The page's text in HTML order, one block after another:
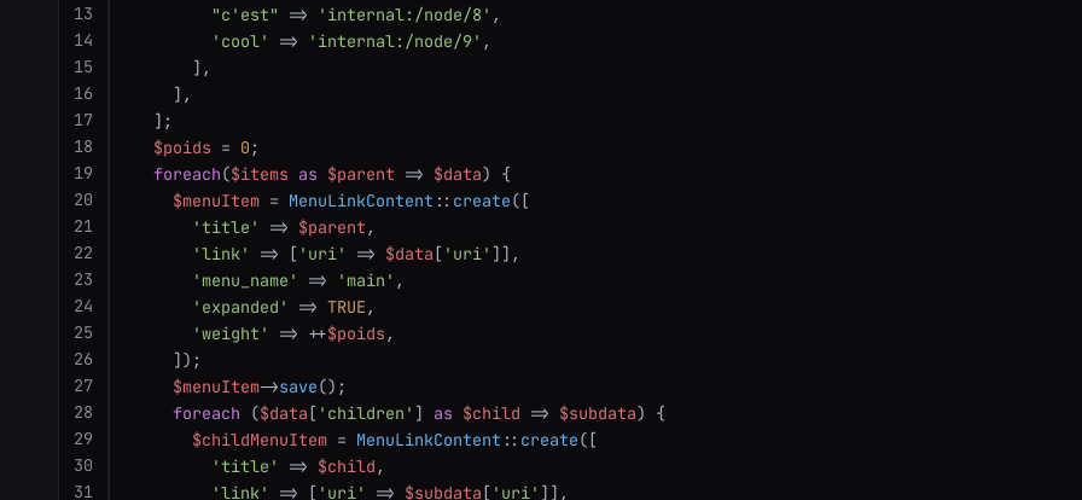
13
14
15
16
17
18
19
20
21
22
23
24
25
26
27
28
29
30
31
"c'est"
=> 'internal:/node/8' ,
'cool'
=> 'internal:/node/9' ,
      ],
    ],
  ];
$poids = 0 ;
foreach($items as $parent => $data) {
$menuItem = MenuLinkContent :: create([
'title'
=> $parent ,
'link'
=> [ 'uri' => $data[ 'uri' ]],
'menu_name'
=> 'main' ,
'expanded'
=> TRUE ,
'weight'
=> ++$poids ,
    ]);
$menuItem->save();
foreach ($data[ 'children' ] as $child => $subdata) {
$childMenuItem = MenuLinkContent :: create([
'title'
=> $child ,
'link'
=> [ 'uri' => $subdata[ 'uri' ]],